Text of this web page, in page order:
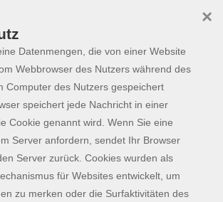
nicht gefunden werden.
Kontaktformular
Datenmengen, die von einer Website
Webbrowser des Nutzers während des
Computer des Nutzers gespeichert
speichert jede Nachricht in einer
Cookie genannt wird. Wenn Sie eine
Server anfordern, sendet Ihr Browser
Server zurück. Cookies wurden als
für Websites entwickelt, um
zu merken oder die Surfaktivitäten des
×